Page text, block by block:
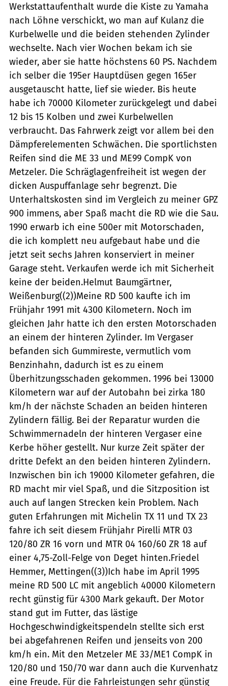
Werkstattaufenthalt wurde die Kiste zu Yamaha
nach Löhne verschickt, wo man auf Kulanz die
Kurbelwelle und die beiden stehenden Zylinder
wechselte. Nach vier Wochen bekam ich sie
wieder, aber sie hatte höchstens 60 PS. Nachdem
ich selber die 195er Hauptdüsen gegen 165er
ausgetauscht hatte, lief sie wieder. Bis heute
habe ich 70000 Kilometer zurückgelegt und dabei
12 bis 15 Kolben und zwei Kurbelwellen
verbraucht. Das Fahrwerk zeigt vor allem bei den
Dämpferelementen Schwächen. Die sportlichsten
Reifen sind die ME 33 und ME99 CompK von
Metzeler. Die Schräglagenfreiheit ist wegen der
dicken Auspuffanlage sehr begrenzt. Die
Unterhaltskosten sind im Vergleich zu meiner GPZ
900 immens, aber Spaß macht die RD wie die Sau.
1990 erwarb ich eine 500er mit Motorschaden,
die ich komplett neu aufgebaut habe und die
jetzt seit sechs Jahren konserviert in meiner
Garage steht. Verkaufen werde ich mit Sicherheit
keine der beiden.Helmut Baumgärtner,
Weißenburg((2))Meine RD 500 kaufte ich im
Frühjahr 1991 mit 4300 Kilometern. Noch im
gleichen Jahr hatte ich den ersten Motorschaden
an einem der hinteren Zylinder. Im Vergaser
befanden sich Gummireste, vermutlich vom
Benzinhahn, dadurch ist es zu einem
Überhitzungsschaden gekommen. 1996 bei 13000
Kilometern war auf der Autobahn bei zirka 180
km/h der nächste Schaden an beiden hinteren
Zylindern fällig. Bei der Reparatur wurden die
Schwimmernadeln der hinteren Vergaser eine
Kerbe höher gestellt. Nur kurze Zeit später der
dritte Defekt an den beiden hinteren Zylindern.
Inzwischen bin ich 19000 Kilometer gefahren, die
RD macht mir viel Spaß, und die Sitzposition ist
auch auf langen Strecken kein Problem. Nach
guten Erfahrungen mit Michelin TX 11 und TX 23
fahre ich seit diesem Frühjahr Pirelli MTR 03
120/80 ZR 16 vorn und MTR 04 160/60 ZR 18 auf
einer 4,75-Zoll-Felge von Deget hinten.Friedel
Hemmer, Mettingen((3))Ich habe im April 1995
meine RD 500 LC mit angeblich 40000 Kilometern
recht günstig für 4300 Mark gekauft. Der Motor
stand gut im Futter, das lästige
Hochgeschwindigkeitspendeln stellte sich erst
bei abgefahrenen Reifen und jenseits von 200
km/h ein. Mit den Metzeler ME 33/ME1 CompK in
120/80 und 150/70 war dann auch die Kurvenhatz
eine Freude. Für die Fahrleistungen sehr günstig